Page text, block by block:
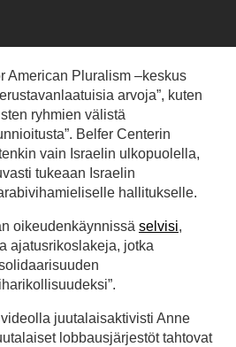
American Pluralism –keskus
arvoja”, kuten
ryhmien välistä
Belfer Centerin
vain Israelin ulkopuolella,
tukeaan Israelin
hallitukselle.
oikeudenkäynnissä selvisi,
ajatusrikoslakeja, jotka
juutalaisaktivisti Anne
lobbausjärjestöt tahtovat